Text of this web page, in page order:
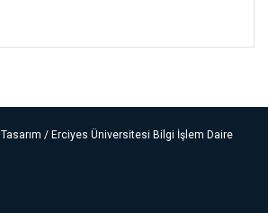
Tasarım / Erciyes Üniversitesi Bilgi İşlem Daire